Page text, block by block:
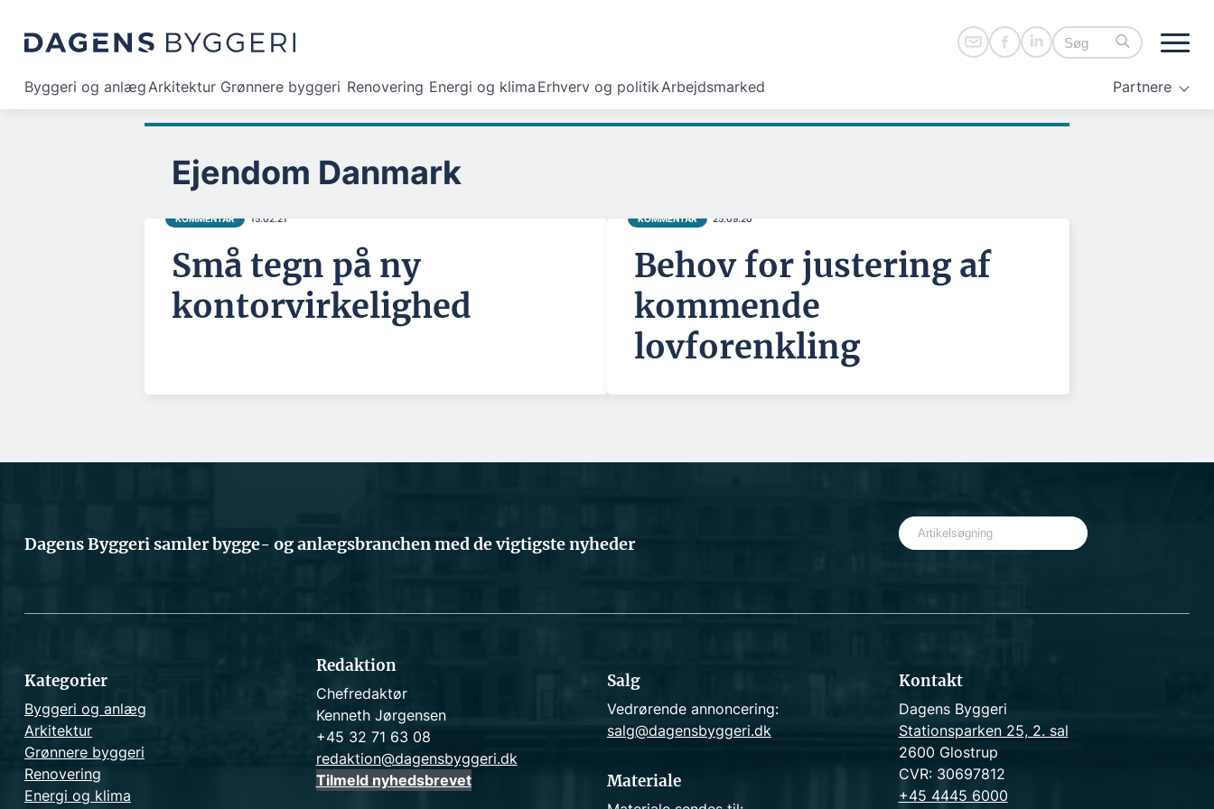
Byggeri og anlægArkitektur Grønnere byggeri Renovering Energi og klima Erhverv og politikArbejdsmarked Partnere
Ejendom Danmark
KOMMENTAR 15.02.21
Små tegn på ny
kontorvirkelighed
KOMMENTAR 25.09.20
Behov for justering af
kommende
lovforenkling
Dagens Byggeri samler bygge- og anlægsbranchen med de vigtigste nyheder
S
e
c
Kategorier
Byggeri og anlæg
Arkitektur
Grønnere byggeri
Renovering
Energi og klima
Redaktion
Chefredaktør
Kenneth Jørgensen
+45 32 71 63 08
redaktion@dagensbyggeri.dk
Tilmeld nyhedsbrevet
Salg
Vedrørende annoncering:
salg@dagensbyggeri.dk
Materiale
Kontakt
Dagens Byggeri
Stationsparken 25, 2. sal
2600 Glostrup
CVR: 30697812
+45 4445 6000